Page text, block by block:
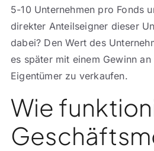
5-10 Unternehmen pro Fonds
direkter Anteilseigner dieser
dabei? Den Wert des
es später mit einem Gewinn an
Eigentümer zu verkaufen.
Wie